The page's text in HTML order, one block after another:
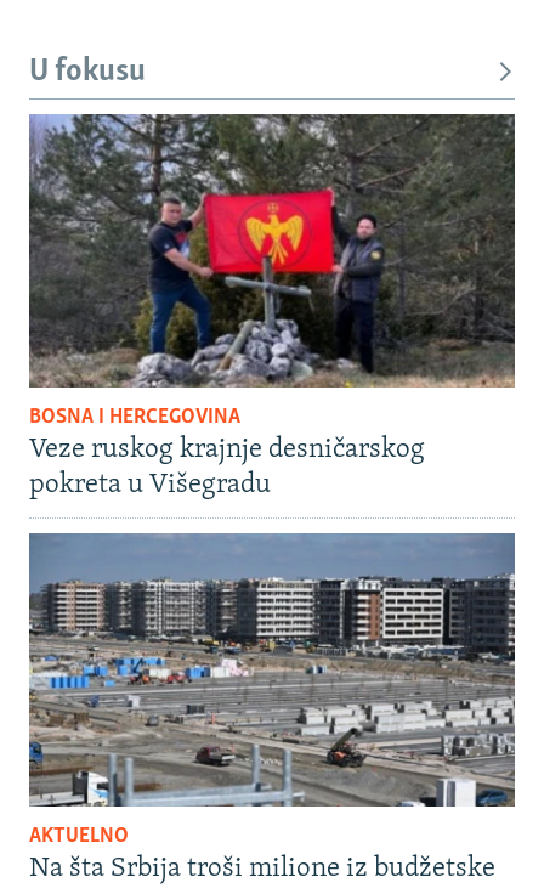
U fokusu
BOSNA I HERCEGOVINA
Veze ruskog krajnje desničarskog
pokreta u Višegradu
AKTUELNO
Na šta Srbija troši milione iz budžetske